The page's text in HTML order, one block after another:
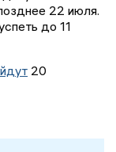
22 июля.
до 11
20